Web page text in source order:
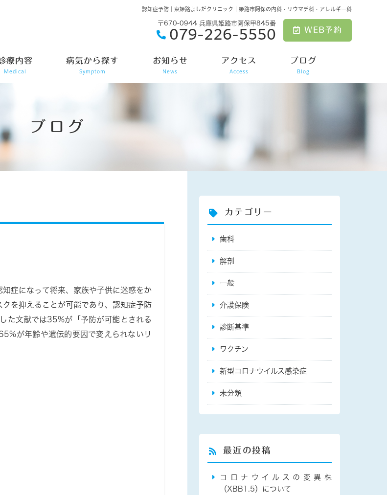
認知症予防｜東姫路よしだクリニック｜姫路市阿保の内科・リウマチ科・アレルギー科
〒670-0944 兵庫県姫路市阿保甲845番
079-226-5550 WEB予約
療内容
Medical
病気から探す
Symptom
お知らせ
News
アクセス
Access
ブログ
Blog
ブログ
症になって将来、家族や子供に迷惑をか
を抑えることが可能であり、認知症予防
た文献では35%が「予防が可能とされる
が年齢や遺伝的要因で変えられないリ
カテゴリー
歯科
解剖
一般
介護保険
診断基準
ワクチン
新型コロナウイルス感染症
未分類
最近の投稿
コロナウイルスの変異株
（XBB1.5）について